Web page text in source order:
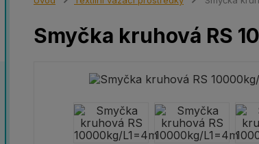
Smyčka kruhová RS